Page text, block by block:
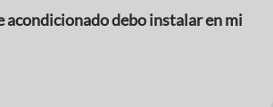
acondicionado debo instalar en mi